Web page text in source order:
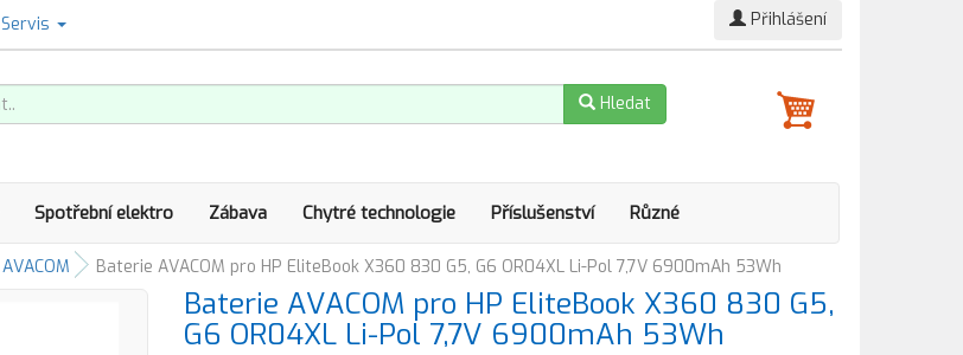
Servis Přihlášení
Hledat
Spotřební elektro Zábava Chytré technologie Příslušenství Různé
AVACOM Baterie AVACOM pro HP EliteBook X360 830 G5, G6 OR04XL Li-Pol 7,7V 6900mAh 53Wh
Baterie AVACOM pro HP EliteBook X360 830 G5,
G6 OR04XL Li-Pol 7,7V 6900mAh 53Wh